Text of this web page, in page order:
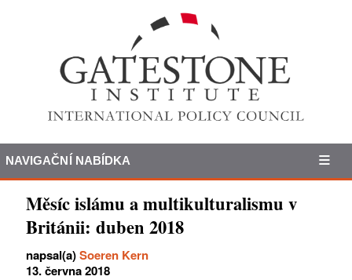
NAVIGAČNÍ NABÍDKA
Měsíc islámu a multikulturalismu v
Británii: duben 2018
napsal(a)Soeren Kern
13. června 2018